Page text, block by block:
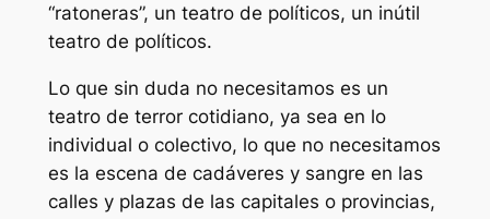
“ratoneras”, un teatro de políticos, un inútil
teatro de políticos.
Lo que sin duda no necesitamos es un
teatro de terror cotidiano, ya sea en lo
individual o colectivo, lo que no necesitamos
es la escena de cadáveres y sangre en las
calles y plazas de las capitales o provincias,